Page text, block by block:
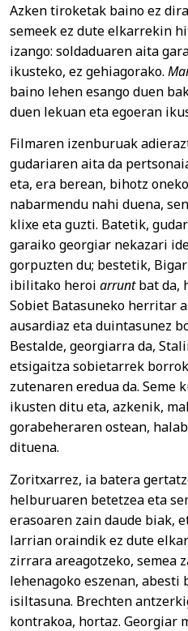
Azken tiroketak baino ez
semeek ez dute elkarrekin
izango: soldaduaren aita
ikusteko, ez gehiagorako.
baino lehen esango duen
duen lekuan eta egoeran
Filmaren izenburuak
gudariaren aita da
eta, era berean, bihotz
nabarmendu nahi duena,
klixe eta guzti. Batetik,
garaiko georgiar nekazari
gorpuzten du; bestetik,
ibilitako heroi arruntbat da,
Sobiet Batasuneko herritar
ausardiaz eta duintasunez
Bestalde, georgiarra da,
etsigaitza sobietarrek
zutenaren eredua da.
ikusten ditu eta, azkenik,
gorabeheraren ostean,
dituena.
Zoritxarrez, ia batera
helburuaren betetzea eta
erasoaren zain daude biak,
larrian oraindik ez dute
zirrara areagotzeko, semea
lehenagoko eszenan, abesti
isiltasuna. Brechten
kontrakoa, hortaz. Georgiar